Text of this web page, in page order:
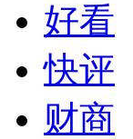
好看
快评
财商